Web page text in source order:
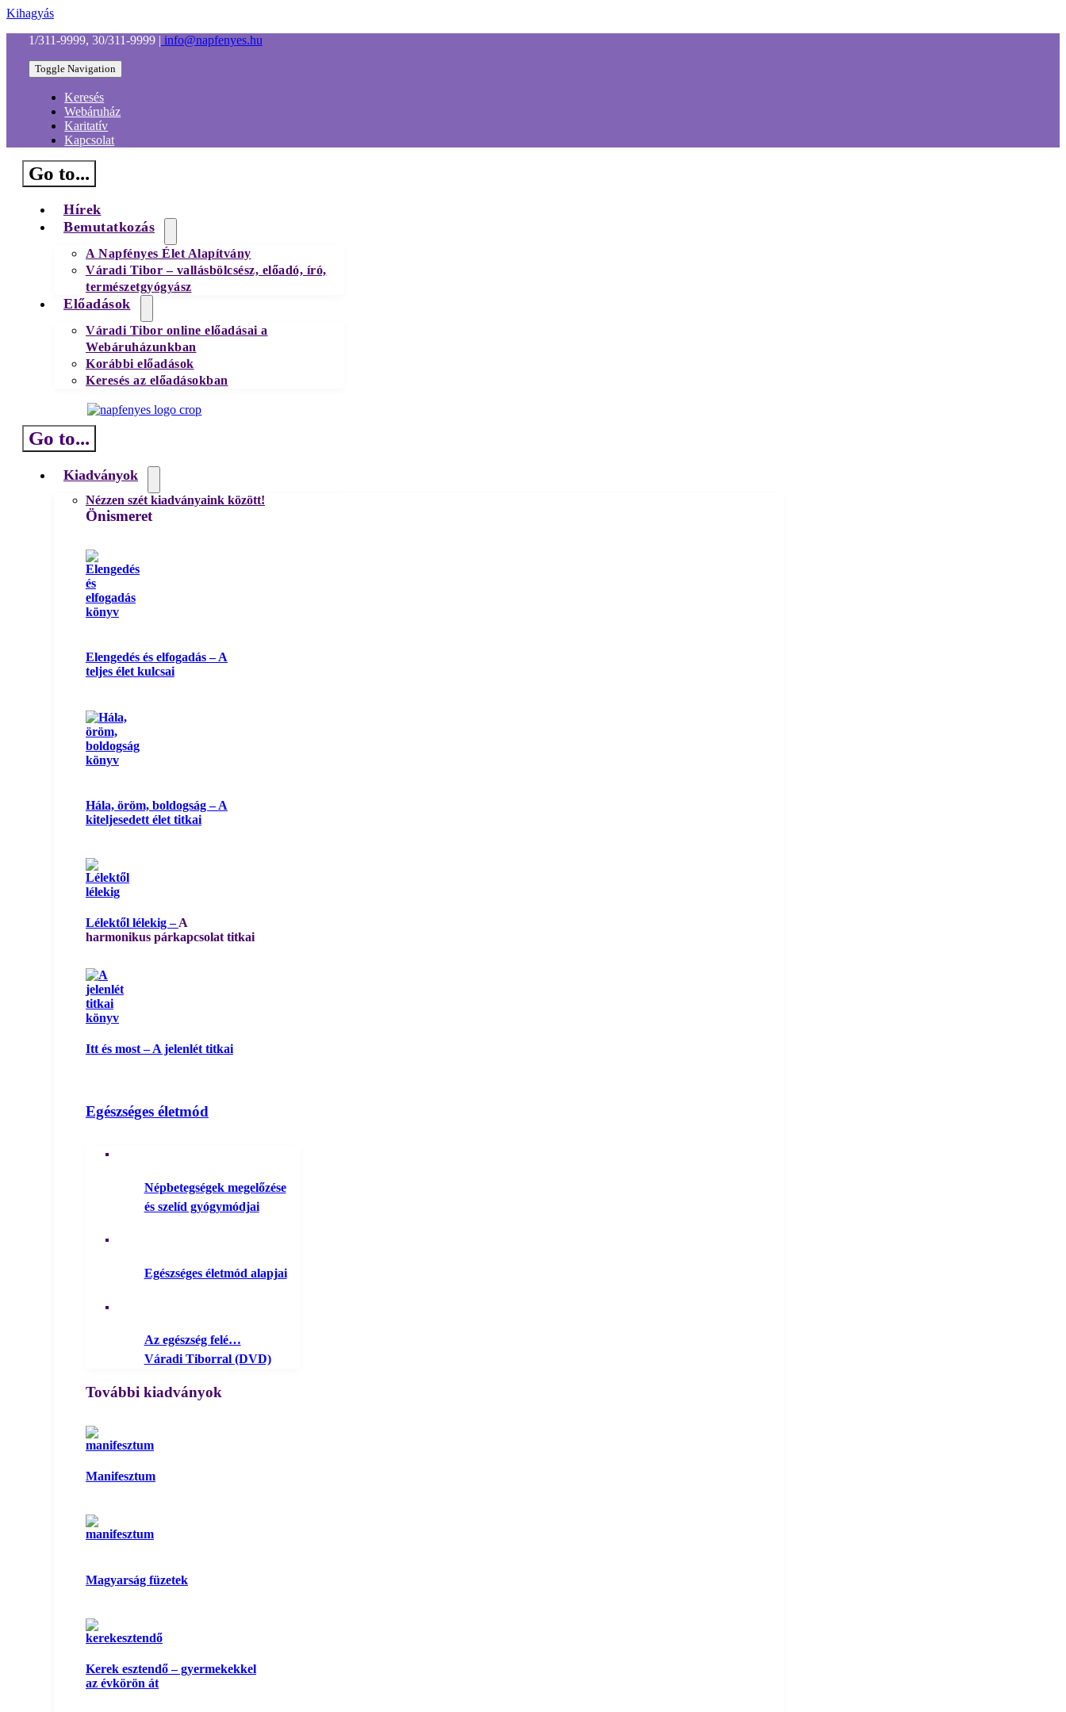
Kihagyás
1/311-9999, 30/311-9999 | info@napfenyes.hu
Toggle Navigation
Keresés
Webáruház
Karitatív
Kapcsolat
Go to...
Hírek
Bemutatkozás
A Napfényes Élet Alapítvány
Váradi Tibor – vallásbölcsész, előadó, író,
természetgyógyász
Előadások
Váradi Tibor online előadásai a
Webáruházunkban
Korábbi előadások
Keresés az előadásokban
Go to...
Kiadványok
Nézzen szét kiadványaink között!
Önismeret
Elengedés és elfogadás – A
teljes élet kulcsai
Hála, öröm, boldogság – A
kiteljesedett élet titkai
Lélektől lélekig –A
harmonikus párkapcsolat titkai
Itt és most – A jelenlét titkai
Egészséges életmód
Népbetegségek megelőzése
és szelíd gyógymódjai
Egészséges életmód alapjai
Az egészség felé…
Váradi Tiborral (DVD)
További kiadványok
Manifesztum
Magyarság füzetek
Kerek esztendő – gyermekekkel
az évkörön át